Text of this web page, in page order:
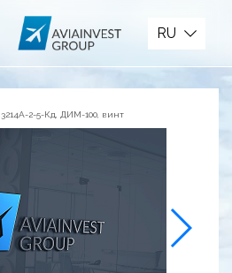
RU
3214А-2-5-Кд, ДИМ-100, винт